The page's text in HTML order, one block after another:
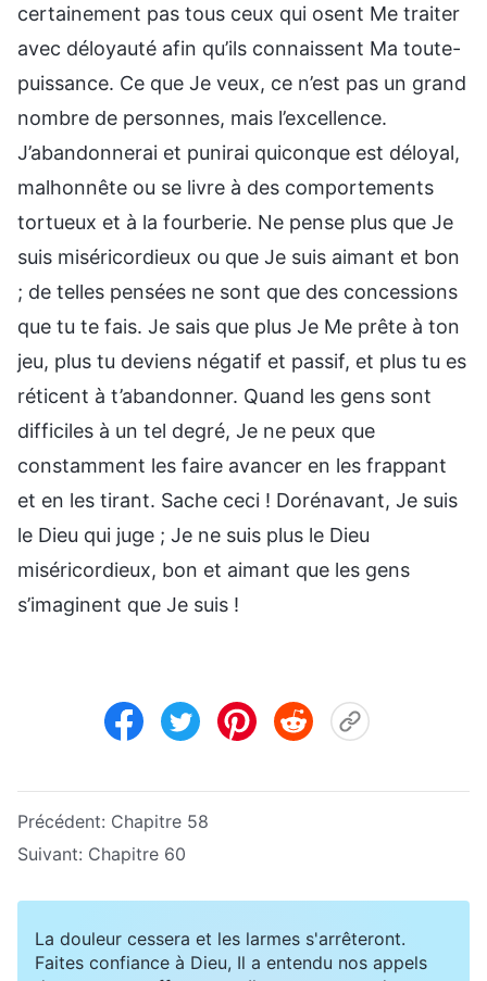
certainement pas tous ceux qui osent Me traiter
avec déloyauté afin qu’ils connaissent Ma toute-
puissance. Ce que Je veux, ce n’est pas un grand
nombre de personnes, mais l’excellence.
J’abandonnerai et punirai quiconque est déloyal,
malhonnête ou se livre à des comportements
tortueux et à la fourberie. Ne pense plus que Je
suis miséricordieux ou que Je suis aimant et bon
; de telles pensées ne sont que des concessions
que tu te fais. Je sais que plus Je Me prête à ton
jeu, plus tu deviens négatif et passif, et plus tu es
réticent à t’abandonner. Quand les gens sont
difficiles à un tel degré, Je ne peux que
constamment les faire avancer en les frappant
et en les tirant. Sache ceci ! Dorénavant, Je suis
le Dieu qui juge ; Je ne suis plus le Dieu
miséricordieux, bon et aimant que les gens
s’imaginent que Je suis !
Précédent: Chapitre 58
Suivant: Chapitre 60
La douleur cessera et les larmes s'arrêteront.
Faites confiance à Dieu, Il a entendu nos appels